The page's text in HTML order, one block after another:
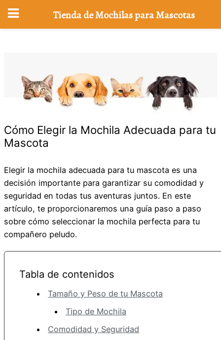
Cómo Elegir la Mochila Adecuada para tu
Mascota
Elegir la mochila adecuada para tu mascota es una
decisión importante para garantizar su comodidad y
seguridad en todas tus aventuras juntos. En este
artículo, te proporcionaremos una guía paso a paso
sobre cómo seleccionar la mochila perfecta para tu
compañero peludo.
Tabla de contenidos
Tamaño y Peso de tu Mascota
Tipo de Mochila
Comodidad y Seguridad
Tienda de Mochilas para Mascotas